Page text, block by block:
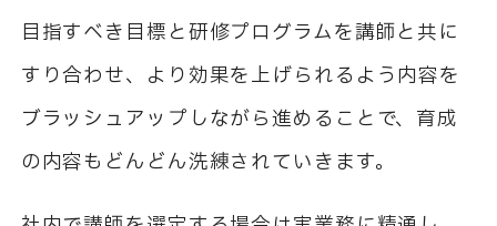
目指すべき目標と研修プログラムを講師と共に
すり合わせ、より効果を上げられるよう内容を
ブラッシュアップしながら進めることで、育成
の内容もどんどん洗練されていきます。